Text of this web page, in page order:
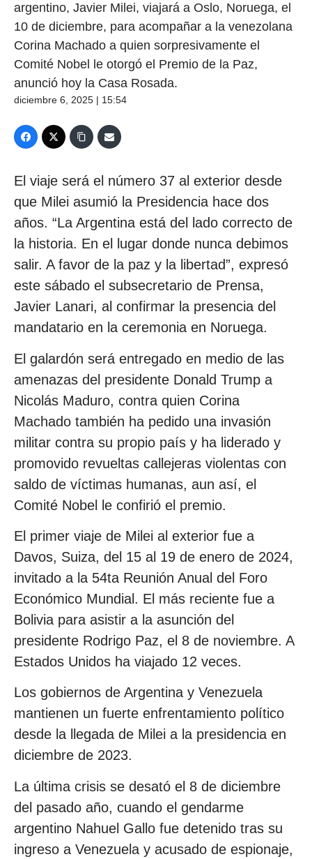
argentino, Javier Milei, viajará a Oslo, Noruega, el
10 de diciembre, para acompañar a la venezolana
Corina Machado a quien sorpresivamente el
Comité Nobel le otorgó el Premio de la Paz,
anunció hoy la Casa Rosada.
diciembre 6, 2025 | 15:54
El viaje será el número 37 al exterior desde
que Milei asumió la Presidencia hace dos
años. “La Argentina está del lado correcto de
la historia. En el lugar donde nunca debimos
salir. A favor de la paz y la libertad”, expresó
este sábado el subsecretario de Prensa,
Javier Lanari, al confirmar la presencia del
mandatario en la ceremonia en Noruega.
El galardón será entregado en medio de las
amenazas del presidente Donald Trump a
Nicolás Maduro, contra quien Corina
Machado también ha pedido una invasión
militar contra su propio país y ha liderado y
promovido revueltas callejeras violentas con
saldo de víctimas humanas, aun así, el
Comité Nobel le confirió el premio.
El primer viaje de Milei al exterior fue a
Davos, Suiza, del 15 al 19 de enero de 2024,
invitado a la 54ta Reunión Anual del Foro
Económico Mundial. El más reciente fue a
Bolivia para asistir a la asunción del
presidente Rodrigo Paz, el 8 de noviembre. A
Estados Unidos ha viajado 12 veces.
Los gobiernos de Argentina y Venezuela
mantienen un fuerte enfrentamiento político
desde la llegada de Milei a la presidencia en
diciembre de 2023.
La última crisis se desató el 8 de diciembre
del pasado año, cuando el gendarme
argentino Nahuel Gallo fue detenido tras su
ingreso a Venezuela y acusado de espionaje,